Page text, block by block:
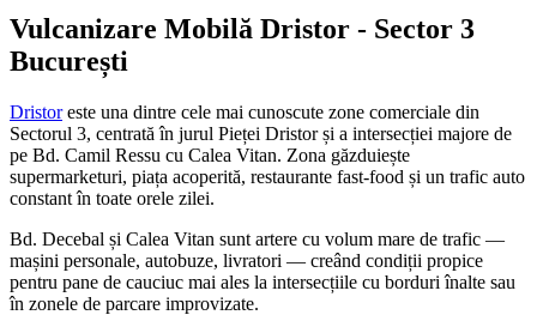
Vulcanizare Mobilă Dristor - Sector 3
București
Dristoreste una dintre cele mai cunoscute zone comerciale din
Sectorul 3, centrată în jurul Pieței Dristor și a intersecției majore de
pe Bd. Camil Ressu cu Calea Vitan. Zona găzduiește
supermarketuri, piața acoperită, restaurante fast-food și un trafic auto
constant în toate orele zilei.
Bd. Decebal și Calea Vitan sunt artere cu volum mare de trafic —
mașini personale, autobuze, livratori — creând condiții propice
pentru pane de cauciuc mai ales la intersecțiile cu borduri înalte sau
în zonele de parcare improvizate.